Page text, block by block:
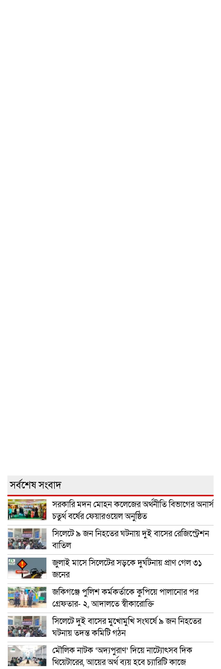
সর্বশেষ সংবাদ
সরকারি মদন মোহন কলেজের অর্থনীতি বিভাগের অনার্স
চতুর্থ বর্ষের ফেয়ারওয়েল অনুষ্ঠিত
সিলেটে ৯ জন নিহতের ঘটনায় দুই বাসের রেজিস্ট্রেশন
বাতিল
জুলাই মাসে সিলেটের সড়কে দুর্ঘটনায় প্রাণ গেল ৩১
জনের
জকিগঞ্জে পুলিশ কর্মকর্তাকে কুপিয়ে পালানোর পর
গ্রেফতার- ২, আদালতে স্বীকারোক্তি
সিলেটে দুই বাসের মুখোমুখি সংঘর্ষে ৯ জন নিহতের
ঘটনায় তদন্ত কমিটি গঠন
মৌলিক নাটক ‘অদ্যপুরাণ’ দিয়ে নাট্যোৎসব দিক
থিয়েটারের, আয়ের অর্থ ব্যয় হবে চ্যারিটি কাজে